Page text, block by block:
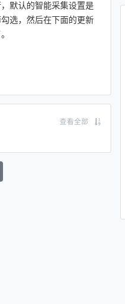
默认的智能采集设置是
选，然后在下面的更新
查看全部